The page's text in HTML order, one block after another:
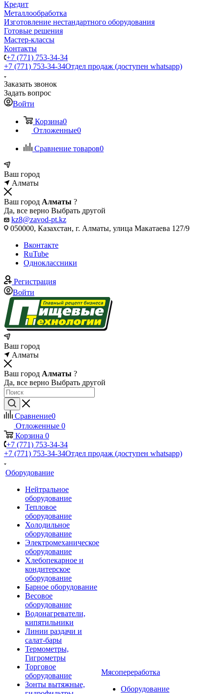
Кредит
Металлообработка
Изготовление нестандартного оборудования
Готовые решения
Мастер-классы
Контакты
+7 (771) 753-34-34
+7 (771) 753-34-34Отдел продаж (доступен whatsapp)
Заказать звонок
Задать вопрос
Войти
Корзина0
Отложенные0
Сравнение товаров0
Ваш город
Алматы
Ваш город Алматы ?
Да, все верно Выбрать другой
kz8@zavod-pt.kz
050000, Казахстан, г. Алматы, улица Макатаева 127/9
Вконтакте
RuTube
Одноклассники
Регистрация
Войти
Ваш город
Алматы
Ваш город Алматы ?
Да, все верно Выбрать другой
Сравнение0
Отложенные 0
Корзина 0
+7 (771) 753-34-34
+7 (771) 753-34-34Отдел продаж (доступен whatsapp)
Оборудование
Нейтральное
оборудование
Тепловое
оборудование
Холодильное
оборудование
Электромеханическое
оборудование
Хлебопекарное и
кондитерское
оборудование
Барное оборудование
Весовое
оборудование
Водонагреватели,
кипятильники
Линии раздачи и
салат-бары
Термометры,
Гигрометры
Торговое
оборудование
Зонты вытяжные,
Мясопереработка
Оборудование